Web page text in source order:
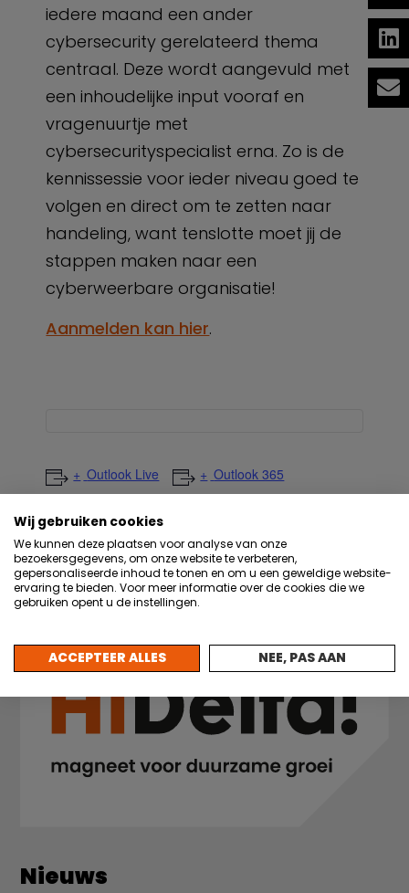
iedere maand een ander
cybersecurity gerelateerd thema
centraal. Deze wordt aangevuld met
een inhoudelijke input vooraf en
vragenuurtje met
cybersecurityspecialist erna. Zo is de
kennissessie voor ieder niveau goed te
volgen en direct om te zetten naar
handeling, want tenslotte moet jij de
stappen maken naar een
cyberweerbare organisatie!
Aanmelden kan hier.
Outlook Live Outlook 365
Google Calendar
Nieuws
Wij gebruiken cookies
We kunnen deze plaatsen voor analyse van onze
bezoekersgegevens, om onze website te verbeteren,
gepersonaliseerde inhoud te tonen en om u een geweldige website-
ervaring te bieden. Voor meer informatie over de cookies die we
gebruiken opent u de instellingen.
ACCEPTEER ALLES NEE, PAS AAN